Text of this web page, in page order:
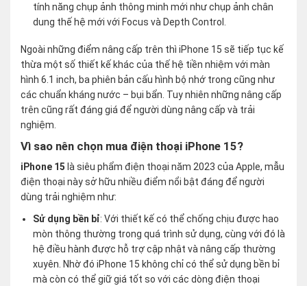
tính năng chụp ảnh thông minh mới như chụp ảnh chân
dung thế hệ mới với Focus và Depth Control.
Ngoài những điểm nâng cấp trên thì iPhone 15 sẽ tiếp tục kế
thừa một số thiết kế khác của thế hệ tiền nhiệm với màn
hình 6.1 inch, ba phiên bản cấu hình bộ nhớ trong cũng như
các chuẩn kháng nước – bụi bẩn. Tuy nhiên những nâng cấp
trên cũng rất đáng giá để người dùng nâng cấp và trải
nghiệm.
Vì sao nên chọn mua điện thoại iPhone 15?
iPhone 15 là siêu phẩm điện thoại năm 2023 của Apple, mẫu
điện thoại này sở hữu nhiều điểm nổi bật đáng để người
dùng trải nghiệm như:
Sử dụng bền bỉ: Với thiết kế có thể chống chịu được hao
mòn thông thường trong quá trình sử dụng, cùng với đó là
hệ điều hành được hỗ trợ cập nhật và nâng cấp thường
xuyên. Nhờ đó iPhone 15 không chỉ có thể sử dụng bền bỉ
mà còn có thể giữ giá tốt so với các dòng điện thoại